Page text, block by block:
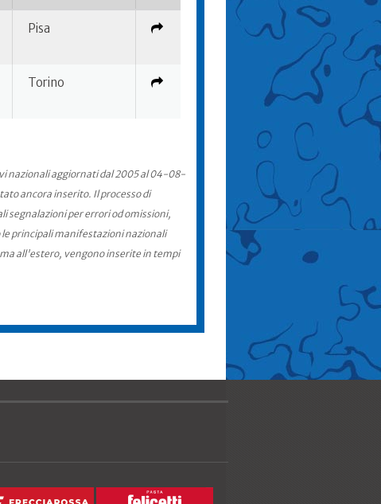
Pisa
Torino
nazionali aggiornati dal 2005 al 04-08-
ancora inserito. Il processo di
segnalazioni per errori od omissioni,
le principali manifestazioni nazionali
all'estero, vengono inserite in tempi